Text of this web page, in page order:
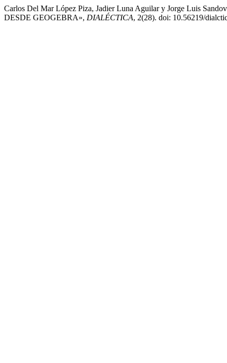
Carlos Del Mar López Piza, Jadier Luna Aguilar y Jorge Luis
DESDE GEOGEBRA», DIALÉCTICA, 2(28). doi: 10.56219/